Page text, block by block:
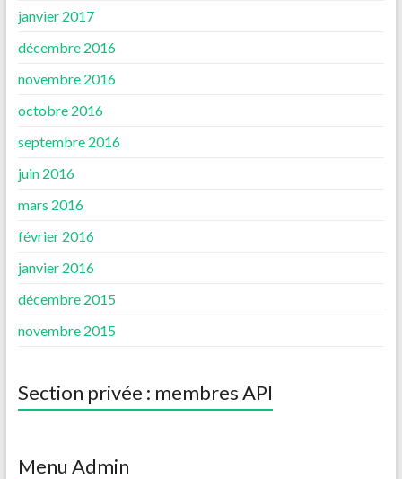
janvier 2017
décembre 2016
novembre 2016
octobre 2016
septembre 2016
juin 2016
mars 2016
février 2016
janvier 2016
décembre 2015
novembre 2015
Section privée : membres API
Menu Admin